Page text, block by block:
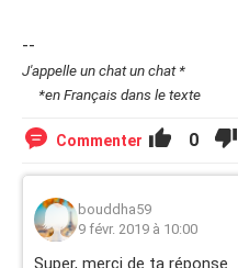
--
J'appelle un chat un chat *
*en Français dans le texte
Commenter 0
bouddha59
9 févr. 2019 à 10:00
Super, merci de ta réponse